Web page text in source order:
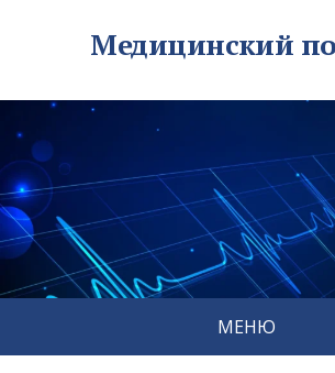
Медицинский
МЕНЮ